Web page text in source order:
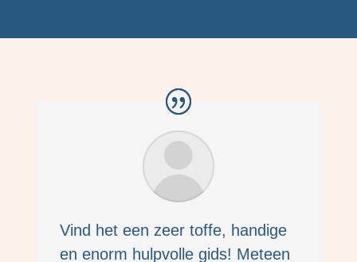
Vind het een zeer toffe, handige
en enorm hulpvolle gids! Meteen